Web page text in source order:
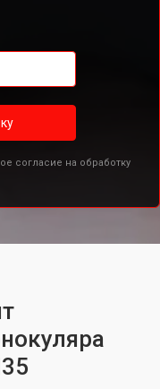
согласие на обработку